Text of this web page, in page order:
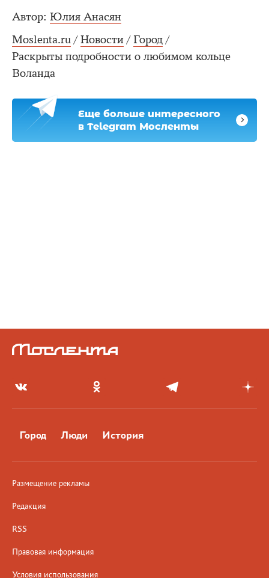
Автор: Юлия Анасян
Moslenta.ru / Новости / Город /
Раскрыты подробности о любимом кольце
Воланда
Еще больше интересного
в Telegram Мосленты
Город Люди История
Размещение рекламы
Редакция
RSS
Правовая информация
Условия использования